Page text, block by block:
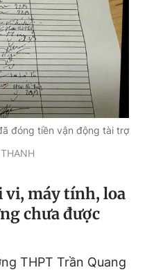
hệ quảng cáo
Tòa soạn Chính sách bảo
Thành
đóng tiền vận động tài trợ
vi, máy tính, loa
chưa được
THPT Trần Quang